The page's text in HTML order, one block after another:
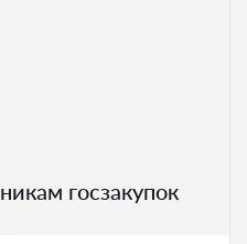
госзакупок